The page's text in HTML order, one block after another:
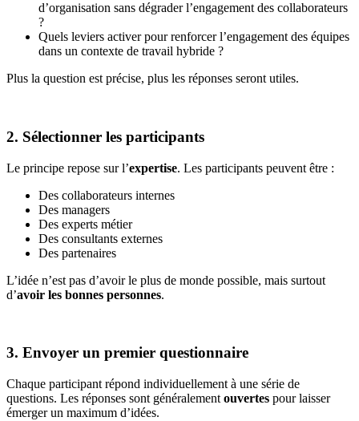
d’organisation sans dégrader l’engagement des collaborateurs
?
Quels leviers activer pour renforcer l’engagement des équipes
dans un contexte de travail hybride ?
Plus la question est précise, plus les réponses seront utiles.
2. Sélectionner les participants
Le principe repose sur l’expertise. Les participants peuvent être :
Des collaborateurs internes
Des managers
Des experts métier
Des consultants externes
Des partenaires
L’idée n’est pas d’avoir le plus de monde possible, mais surtout
d’avoir les bonnes personnes.
3. Envoyer un premier questionnaire
Chaque participant répond individuellement à une série de
questions. Les réponses sont généralement ouvertes pour laisser
émerger un maximum d’idées.